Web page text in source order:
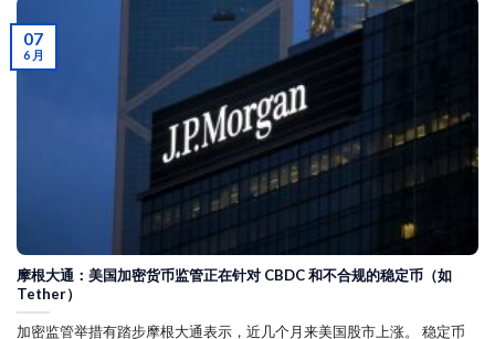
摩根大通：美国加密货币监管正在针对 CBDC 和不合规的稳定币（如
Tether）
加密监管举措有踏步摩根大通表示，近几个月来美国股市上涨。 稳定币
07
6 月